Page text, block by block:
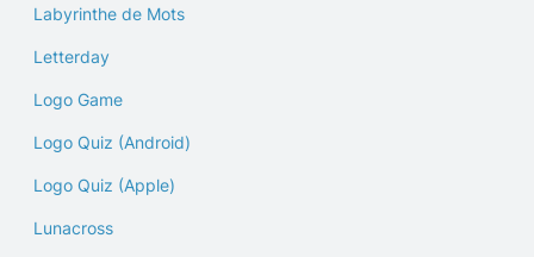
Labyrinthe de Mots
Letterday
Logo Game
Logo Quiz (Android)
Logo Quiz (Apple)
Lunacross